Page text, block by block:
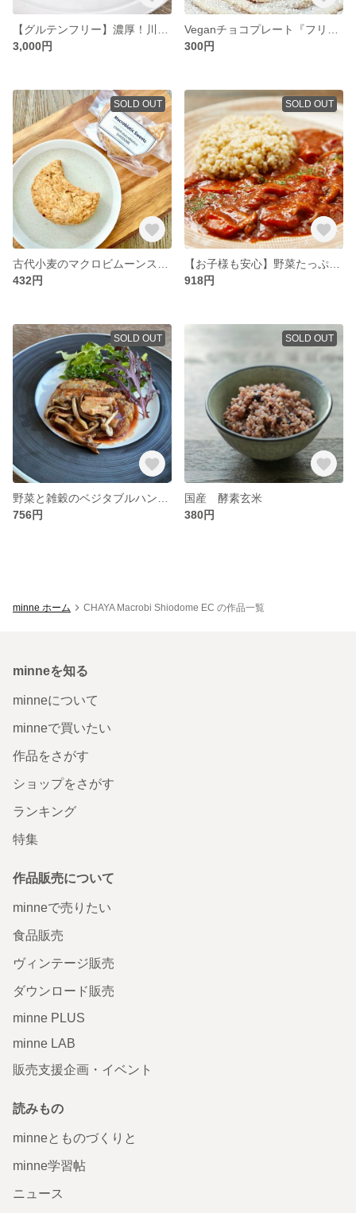
3,000円
300円
SOLD OUT
432円
SOLD OUT
918円
SOLD OUT
756円
SOLD OUT
国産 酵素玄米
380円
minne ホーム CHAYA Macrobi Shiodome EC の作品一覧
minneを知る
minneについて
minneで買いたい
作品をさがす
ショップをさがす
ランキング
特集
作品販売について
minneで売りたい
食品販売
ヴィンテージ販売
ダウンロード販売
minne PLUS
minne LAB
販売支援企画・イベント
読みもの
minneとものづくりと
minne学習帖
ニュース